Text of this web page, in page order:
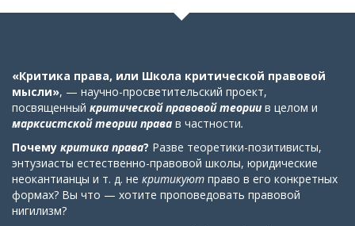
«Критика права, или Школа критической правовой
мысли», — научно-просветительский проект,
посвященный критической правовой теории в целом и
марксистской теории права в частности.
Почему критика права? Разве теоретики-позитивисты,
энтузиасты естественно-правовой школы, юридические
неокантианцы и т. д. не критикуют право в его конкретных
формах? Вы что — хотите проповедовать правовой
нигилизм?